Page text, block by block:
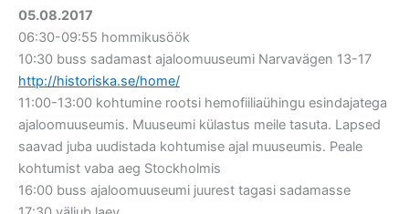
05.08.2017
06:30-09:55 hommikusöök
10:30 buss sadamast ajaloomuuseumi Narvavägen 13-17
http://historiska.se/home/
11:00-13:00 kohtumine rootsi hemofiiliaühingu esindajatega
ajaloomuuseumis. Muuseumi külastus meile tasuta. Lapsed
saavad juba uudistada kohtumise ajal muuseumis. Peale
kohtumist vaba aeg Stockholmis
16:00 buss ajaloomuuseumi juurest tagasi sadamasse